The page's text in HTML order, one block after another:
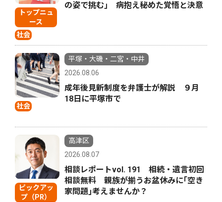
トップニュ
ース
社会
の姿で挑む｣ 病抱え秘めた覚悟と決意
社会
平塚・大磯・二宮・中井
2026.08.06
成年後見新制度を弁護士が解説 ９月
18日に平塚市で
ピックアッ
プ（PR）
高津区
2026.08.07
相談レポートvol. 191 相続・遺言初回
相談無料 親族が揃うお盆休みに｢空き
家問題｣考えませんか？